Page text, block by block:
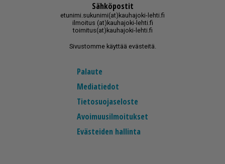
Sähköpostit
etunimi.sukunimi(at)kauhajoki-lehti.fi
ilmoitus (at)kauhajoki-lehti.fi
toimitus(at)kauhajoki-lehti.fi
Sivustomme käyttää evästeitä.
Palaute
Mediatiedot
Tietosuojaseloste
Avoimuusilmoitukset
Evästeiden hallinta